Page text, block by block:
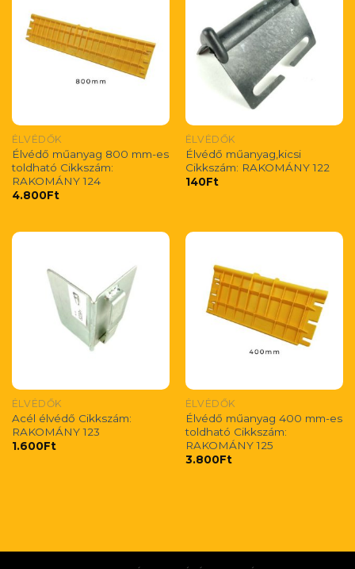
ÉLVÉDŐK
Élvédő műanyag 800 mm-es
toldható Cikkszám:
RAKOMÁNY 124
4.800Ft
ÉLVÉDŐK
Élvédő műanyag,kicsi
Cikkszám: RAKOMÁNY 122
140Ft
ÉLVÉDŐK
Acél élvédő Cikkszám:
RAKOMÁNY 123
1.600Ft
ÉLVÉDŐK
Élvédő műanyag 400 mm-es
toldható Cikkszám:
RAKOMÁNY 125
3.800Ft